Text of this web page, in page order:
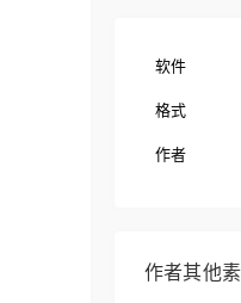
软件
格式
作者
作者其他